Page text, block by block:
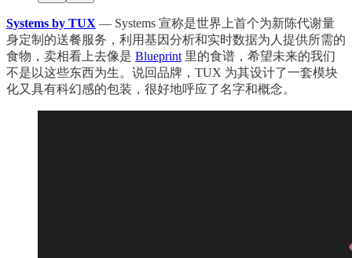
Systems by TUX — Systems 宣称是世界上首个为新陈代谢量
身定制的送餐服务，利用基因分析和实时数据为人提供所需的
食物，卖相看上去像是 Blueprint 里的食谱，希望未来的我们
不是以这些东西为生。说回品牌，TUX 为其设计了一套模块
化又具有科幻感的包装，很好地呼应了名字和概念。